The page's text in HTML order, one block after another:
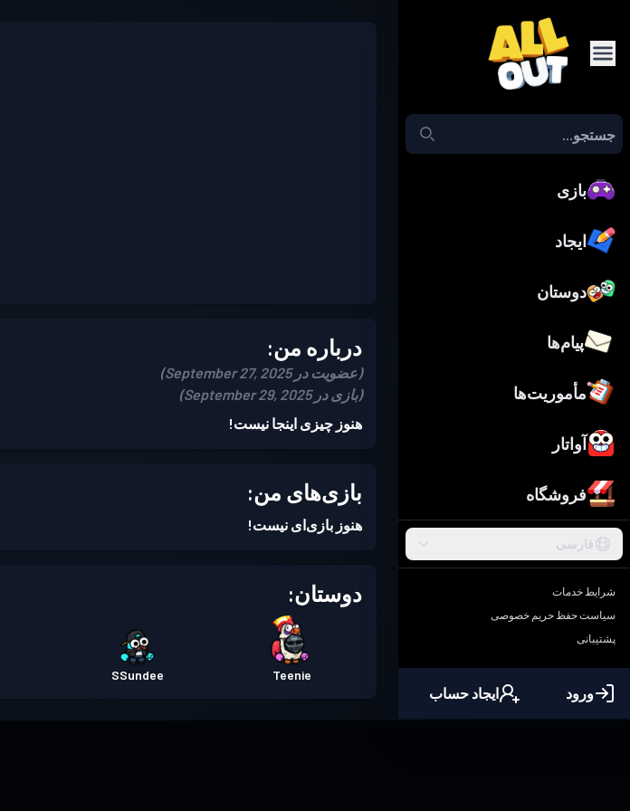
بازی
ایجاد
دوستان
پیام‌ها
مأموریت‌ها
آواتار
فروشگاه
فارسی
شرایط خدمات
سیاست حفظ حریم خصوصی
پشتیبانی
ورود ایجاد حساب
درباره من:
(عضویت در September 27, 2025)
(بازی در September 29, 2025)
هنوز چیزی اینجا نیست!
بازی‌های من:
هنوز بازی‌ای نیست!
دوستان:
Teenie
SSundee